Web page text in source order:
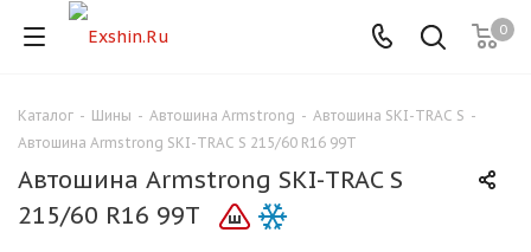
0
Каталог - Шины - Автошина Armstrong - Автошина SKI-TRAC S -
Автошина Armstrong SKI-TRAC S 215/60 R16 99T
Автошина Armstrong SKI-TRAC S
215/60 R16 99T
Для клиентов всех банков
Разбейте
оплату на части